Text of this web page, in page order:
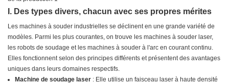
I. Des types divers, chacun avec ses propres mérites
Les machines à souder industrielles se déclinent en une grande variété de
modèles. Parmi les plus courantes, on trouve les machines à souder laser,
les robots de soudage et les machines à souder à l'arc en courant continu.
Elles fonctionnent selon des principes différents et présentent des avantages
uniques dans leurs domaines respectifs.
Machine de soudage laser : Elle utilise un faisceau laser à haute densité